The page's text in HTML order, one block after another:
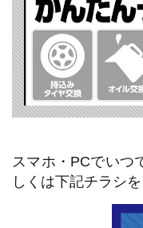
スマホ・PCでいつ
しくは下記チラシ